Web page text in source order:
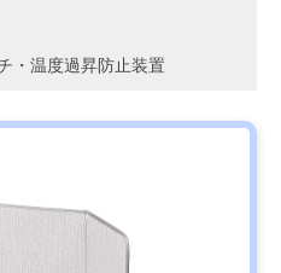
・温度過昇防止装置